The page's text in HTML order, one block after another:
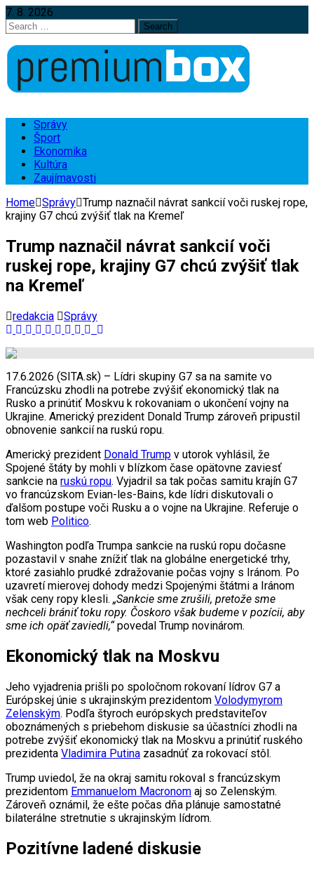
7. 8. 2026
Search
for:
Správy
Šport
Ekonomika
Kultúra
Zaujímavosti
Home Správy Trump naznačil návrat sankcií voči ruskej rope,
krajiny G7 chcú zvýšiť tlak na Kremeľ
Trump naznačil návrat sankcií voči
ruskej rope, krajiny G7 chcú zvýšiť tlak
na Kremeľ
redakcia Správy
17.6.2026 (SITA.sk) – Lídri skupiny G7 sa na samite vo
Francúzsku zhodli na potrebe zvýšiť ekonomický tlak na
Rusko a prinútiť Moskvu k rokovaniam o ukončení vojny na
Ukrajine. Americký prezident Donald Trump zároveň pripustil
obnovenie sankcií na ruskú ropu.
Americký prezident Donald Trump v utorok vyhlásil, že
Spojené štáty by mohli v blízkom čase opätovne zaviesť
sankcie na ruskú ropu. Vyjadril sa tak počas samitu krajín G7
vo francúzskom Evian-les-Bains, kde lídri diskutovali o
ďalšom postupe voči Rusku a o vojne na Ukrajine. Referuje o
tom web Politico.
Washington podľa Trumpa sankcie na ruskú ropu dočasne
pozastavil v snahe znížiť tlak na globálne energetické trhy,
ktoré zasiahlo prudké zdražovanie počas vojny s Iránom. Po
uzavretí mierovej dohody medzi Spojenými štátmi a Iránom
však ceny ropy klesli. „Sankcie sme zrušili, pretože sme
nechceli brániť toku ropy. Čoskoro však budeme v pozícii, aby
sme ich opäť zaviedli,“povedal Trump novinárom.
Ekonomický tlak na Moskvu
Jeho vyjadrenia prišli po spoločnom rokovaní lídrov G7 a
Európskej únie s ukrajinským prezidentom Volodymyrom
Zelenským. Podľa štyroch európskych predstaviteľov
oboznámených s priebehom diskusie sa účastníci zhodli na
potrebe zvýšiť ekonomický tlak na Moskvu a prinútiť ruského
prezidenta Vladimira Putina zasadnúť za rokovací stôl.
Trump uviedol, že na okraj samitu rokoval s francúzskym
prezidentom Emmanuelom Macronom aj so Zelenským.
Zároveň oznámil, že ešte počas dňa plánuje samostatné
bilaterálne stretnutie s ukrajinským lídrom.
Pozitívne ladené diskusie